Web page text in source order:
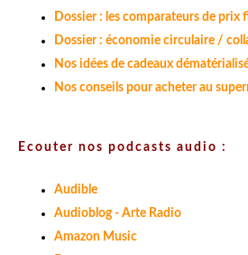
Dossier : les comparateurs de prix
Dossier : économie circulaire /
Nos idées de cadeaux
Nos conseils pour acheter au
Ecouter nos podcasts audio :
Audible
Audioblog - Arte Radio
Amazon Music